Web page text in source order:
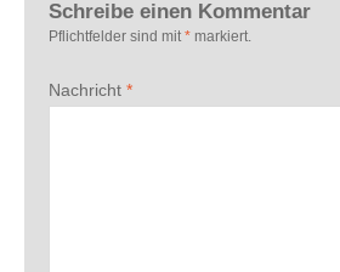
Schreibe einen Kommentar
Pflichtfelder sind mit * markiert.
Nachricht *